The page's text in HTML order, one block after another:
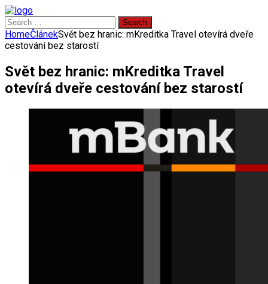
Search
for:
HomeČlánekSvět bez hranic: mKreditka Travel otevírá dveře
cestování bez starostí
Svět bez hranic: mKreditka Travel
otevírá dveře cestování bez starostí